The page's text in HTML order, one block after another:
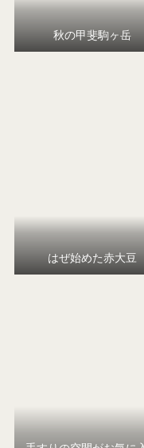
秋の甲斐駒ヶ岳
はぜ始めた赤大豆